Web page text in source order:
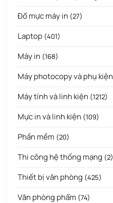
Đổ mực máy in (27)
Laptop (401)
Máy in (168)
Máy photocopy và phụ kiện
Máy tính và linh kiện (1212)
Mực in và linh kiện (109)
Phần mềm (20)
Thi công hệ thống mạng (2)
Thiết bị văn phòng (425)
Văn phòng phẩm (74)